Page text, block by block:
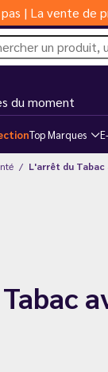
| La vente de
du moment
Top Marques
L'arrêt du Tabac